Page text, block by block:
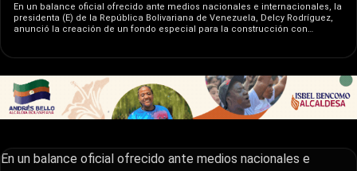
En un balance oficial ofrecido ante medios nacionales e internacionales, la
presidenta (E) de la República Bolivariana de Venezuela, Delcy Rodríguez,
anunció la creación de un fondo especial para la construcción con…
En un balance oficial ofrecido ante medios nacionales e